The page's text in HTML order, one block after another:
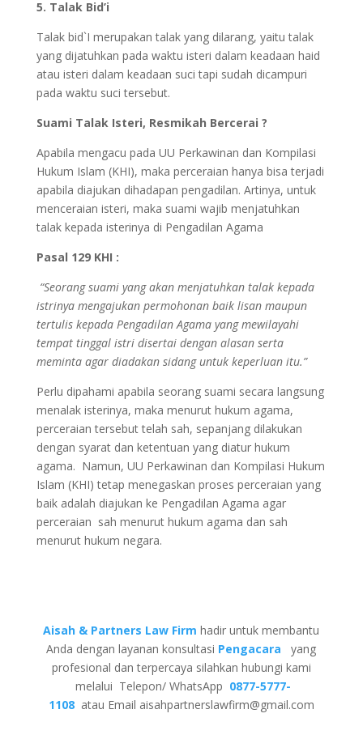
5. Talak Bid’i
Talak bid`I merupakan talak yang dilarang, yaitu talak
yang dijatuhkan pada waktu isteri dalam keadaan haid
atau isteri dalam keadaan suci tapi sudah dicampuri
pada waktu suci tersebut.
Suami Talak Isteri, Resmikah Bercerai ?
Apabila mengacu pada UU Perkawinan dan Kompilasi
Hukum Islam (KHI), maka perceraian hanya bisa terjadi
apabila diajukan dihadapan pengadilan. Artinya, untuk
menceraian isteri, maka suami wajib menjatuhkan
talak kepada isterinya di Pengadilan Agama
Pasal 129 KHI :
“Seorang suami yang akan menjatuhkan talak kepada
istrinya mengajukan permohonan baik lisan maupun
tertulis kepada Pengadilan Agama yang mewilayahi
tempat tinggal istri disertai dengan alasan serta
meminta agar diadakan sidang untuk keperluan itu.”
Perlu dipahami apabila seorang suami secara langsung
menalak isterinya, maka menurut hukum agama,
perceraian tersebut telah sah, sepanjang dilakukan
dengan syarat dan ketentuan yang diatur hukum
agama. Namun, UU Perkawinan dan Kompilasi Hukum
Islam (KHI) tetap menegaskan proses perceraian yang
baik adalah diajukan ke Pengadilan Agama agar
perceraian sah menurut hukum agama dan sah
menurut hukum negara.
Aisah & Partners Law Firm hadir untuk membantu
Anda dengan layanan konsultasi Pengacara
yang
profesional dan terpercaya silahkan hubungi kami
melalui Telepon/ WhatsApp 0877-5777-
1108 atau Email aisahpartnerslawfirm@gmail.com